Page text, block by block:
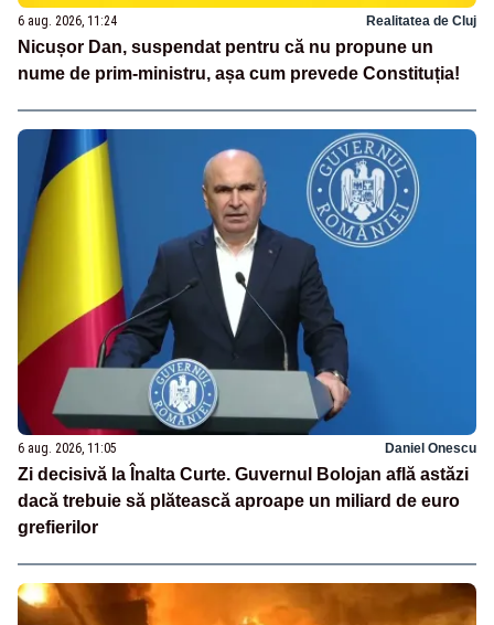
6 aug. 2026, 11:24 Realitatea de Cluj
Nicușor Dan, suspendat pentru că nu propune un
nume de prim-ministru, așa cum prevede Constituția!
6 aug. 2026, 11:05 Daniel Onescu
Zi decisivă la Înalta Curte. Guvernul Bolojan află astăzi
dacă trebuie să plătească aproape un miliard de euro
grefierilor